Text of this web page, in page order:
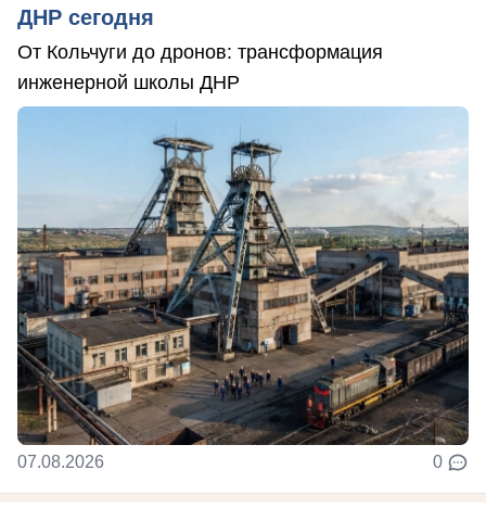
ДНР сегодня
От Кольчуги до дронов: трансформация
инженерной школы ДНР
07.08.2026 0